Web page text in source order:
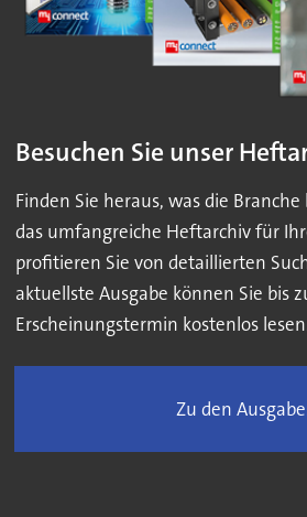
Besuchen Sie unser
Finden Sie heraus, was die
das umfangreiche Heftarchiv für
profitieren Sie von detaillierten
aktuellste Ausgabe können Sie bis
Erscheinungstermin kostenlos
Zu den